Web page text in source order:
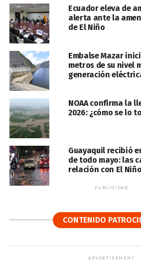
Ecuador eleva de
alerta ante la
de El Niño
Embalse Mazar
metros de su nivel
generación
NOAA confirma la
2026: ¿cómo se lo
Guayaquil recibió
de todo mayo: las
relación con El Niño
PUBLICIDAD
CONTENIDO
ADVERTISEMENT